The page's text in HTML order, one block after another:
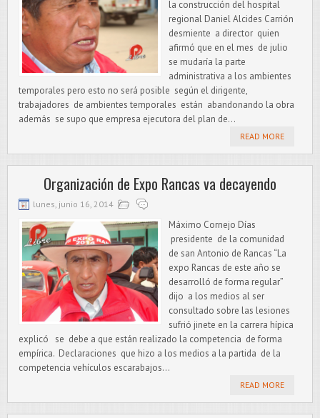
la construcción del hospital
regional Daniel Alcides Carrión
desmiente a director quien
afirmó que en el mes de julio
se mudaría la parte
administrativa a los ambientes
temporales pero esto no será posible según el dirigente,
trabajadores de ambientes temporales están abandonando la obra
además se supo que empresa ejecutora del plan de...
READ MORE
Organización de Expo Rancas va decayendo
lunes, junio 16, 2014
Máximo Cornejo Días
presidente de la comunidad
de san Antonio de Rancas “La
expo Rancas de este año se
desarrolló de forma regular”
dijo a los medios al ser
consultado sobre las lesiones
sufrió jinete en la carrera hípica
explicó se debe a que están realizado la competencia de forma
empírica. Declaraciones que hizo a los medios a la partida de la
competencia vehículos escarabajos...
READ MORE